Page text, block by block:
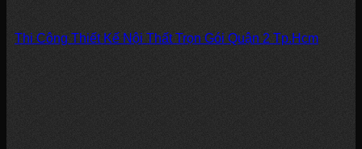
Thi Công Thiết Kế Nội Thất Trọn Gói Quận 2 Tp.Hcm